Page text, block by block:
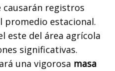
causarán registros
promedio estacional.
este del área agrícola
significativas.
una vigorosa masa